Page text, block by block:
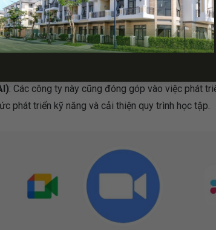
đào tạo
: Các công ty phát triển các nền tảng học trực
viên và học sinh tiếp cận giáo dục từ xa, giảm
: Các công ty này cũng đóng góp vào việc phát
phát triển kỹ năng và cải thiện quy trình học tập.